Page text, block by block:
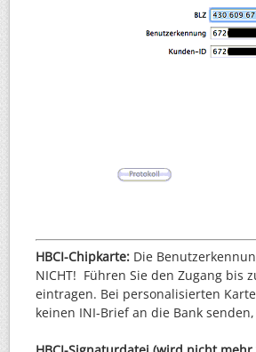
HBCI-Chipkarte: Die
NICHT! Führen Sie den Zugang bis
eintragen. Bei personalisierten
keinen INI-Brief an die Bank